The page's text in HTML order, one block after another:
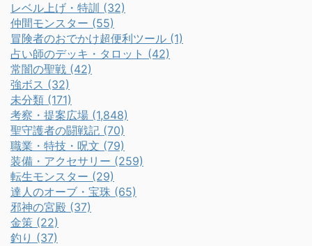
レベル上げ・特訓 (32)
仲間モンスター (55)
冒険者のおでかけ超便利ツール (1)
占い師のデッキ・タロット (42)
常闇の聖戦 (42)
強ボス (32)
未分類 (171)
考察・提案広場 (1,848)
聖守護者の闘戦記 (70)
職業・特技・呪文 (79)
装備・アクセサリー (259)
転生モンスター (29)
達人のオーブ・宝珠 (65)
邪神の宮殿 (37)
金策 (22)
釣り (37)